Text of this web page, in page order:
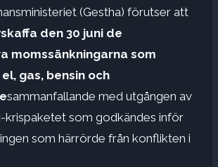
(Gestha) förutser att
den 30 juni de
momssänkningarna som
gas, bensin och
sammanfallande med utgången av
krispaketet som godkändes inför
som härrörde från konflikten i